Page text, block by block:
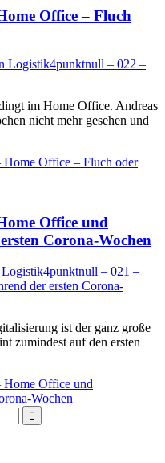
Office – Fluch
Logistik4punktnull – 022 –
im Home Office. Andreas
nicht mehr gesehen und
Office – Fluch oder
Office und
Corona-Wochen
– 021 –
der ersten Corona-
ist der ganz große
zumindest auf den ersten
Office und
Wochen